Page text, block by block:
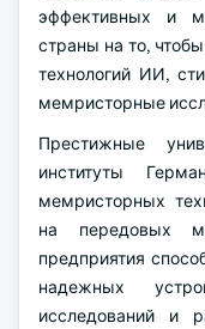
эффективных и
страны на то,
технологий ИИ,
мемристорные
Престижные
институты
мемристорных
на передовых
предприятия
надежных
исследований и